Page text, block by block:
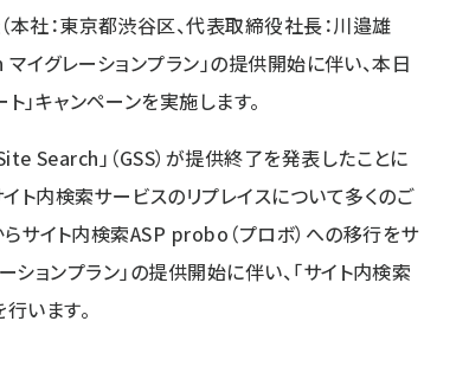
社：東京都渋谷区、代表取締役社長：川邉雄
イグレーションプラン」の提供開始に伴い、本日
」キャンペーンを実施します。
Search」（GSS）が提供終了を発表したことに
ト内検索サービスのリプレイスについて多くのご
サイト内検索ASP probo（プロボ）への移行をサ
ョンプラン」の提供開始に伴い、「サイト内検索
います。